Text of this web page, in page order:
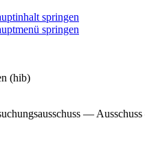
springen
springen
(hib)
—